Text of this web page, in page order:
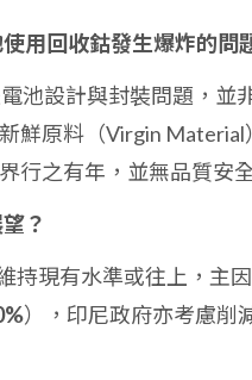
用回收鈷發生爆炸的問
池設計與封裝問題，並
鮮原料（Virgin
行之有年，並無品質安
？
持現有水準或往上，主
），印尼政府亦考慮削